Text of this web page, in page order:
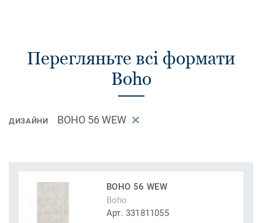
Перегляньте всі формати
Boho
ДИЗАЙНИ BOHO 56 WEW
BOHO 56 WEW
Boho
Арт. 331811055